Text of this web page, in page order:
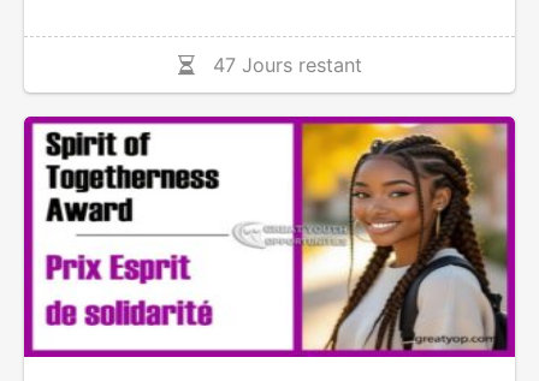
47 Jours restant